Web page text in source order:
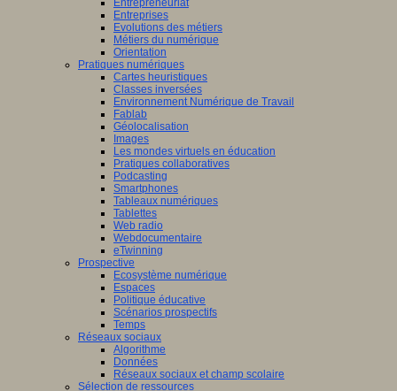
Entrepreneuriat
Entreprises
Evolutions des métiers
Métiers du numérique
Orientation
Pratiques numériques
Cartes heuristiques
Classes inversées
Environnement Numérique de Travail
Fablab
Géolocalisation
Images
Les mondes virtuels en éducation
Pratiques collaboratives
Podcasting
Smartphones
Tableaux numériques
Tablettes
Web radio
Webdocumentaire
eTwinning
Prospective
Ecosystème numérique
Espaces
Politique éducative
Scénarios prospectifs
Temps
Réseaux sociaux
Algorithme
Données
Réseaux sociaux et champ scolaire
Sélection de ressources